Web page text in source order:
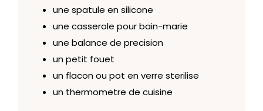
une spatule en silicone
une casserole pour bain-marie
une balance de precision
un petit fouet
un flacon ou pot en verre sterilise
un thermometre de cuisine